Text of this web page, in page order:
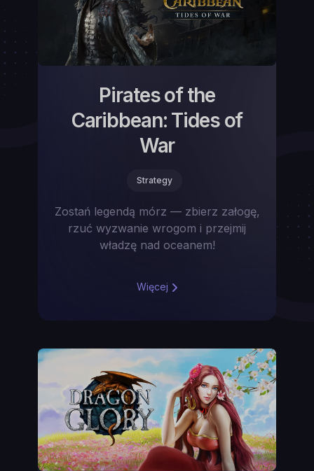
Pirates of the
Caribbean: Tides of
War
Strategy
Zostań legendą mórz — zbierz załogę,
rzuć wyzwanie wrogom i przejmij
władzę nad oceanem!
Więcej